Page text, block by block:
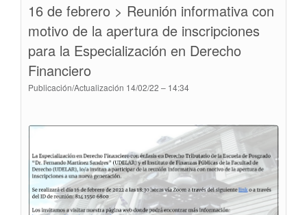
DE
FEBRERO
DE
2022
16 de febrero > Reunión informativa con
motivo de la apertura de inscripciones
para la Especialización en Derecho
Financiero
Publicación/Actualización 14/02/22 – 14:34